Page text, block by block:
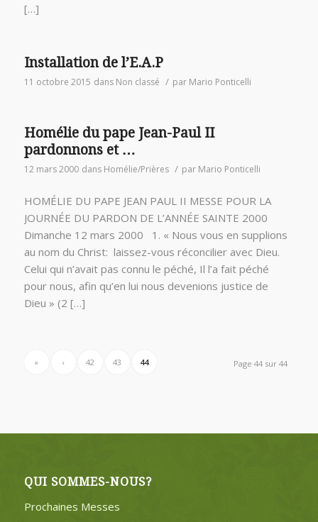
[…]
Installation de l’E.A.P
11 octobre 2015 dans Non classé / par Mario Ponticelli
Homélie du pape Jean-Paul II
pardonnons et …
12 mars 2000 dans Homélie/Prières / par Mario Ponticelli
HOMÉLIE DU PAPE JEAN PAUL II MESSE POUR LA
JOURNÉE DU PARDON DE L’ANNÉE SAINTE 2000
Dimanche 12 mars 2000 1. « Nous vous en supplions
au nom du Christ: laissez-vous réconcilier avec Dieu.
Celui qui n’avait pas connu le péché, Il l’a fait péché
pour nous, afin qu’en lui nous devenions justice de
Dieu » (2 […]
Page 44 sur 44
« ‹ 42 43 44
QUI SOMMES-NOUS?
Prochaines Messes